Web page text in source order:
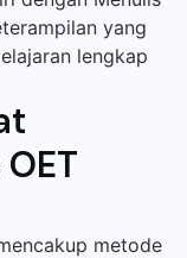
yang
lengkap
metode